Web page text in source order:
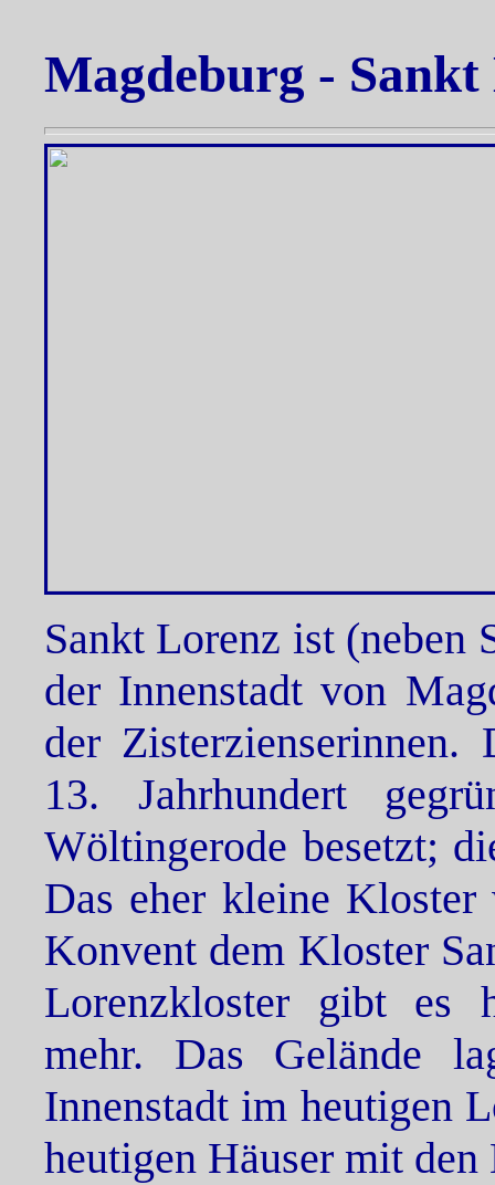
Magdeburg - Sankt
Sankt Lorenz ist (neben
der Innenstadt von
der
13. Jahrhundert
Wöltingerode besetzt;
Das eher kleine
Konvent dem Kloster
Lorenzkloster gibt es
mehr. Das Gelände
Innenstadt im heutigen
heutigen Häuser mit